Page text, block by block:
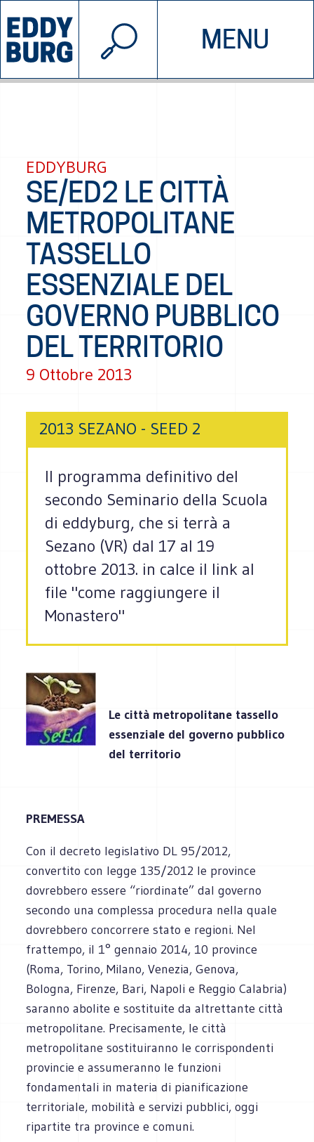
MENU
INIZIATIVE CHI SIAMO
© 2026 EDDYBURG
EDDYBURG
SE/ED2 LE CITTÀ
METROPOLITANE
TASSELLO
ESSENZIALE DEL
GOVERNO PUBBLICO
DEL TERRITORIO
9 Ottobre 2013
2013 SEZANO - SEED 2
Il programma definitivo del
secondo Seminario della Scuola
di eddyburg, che si terrà a
Sezano (VR) dal 17 al 19
ottobre 2013. in calce il link al
file "come raggiungere il
Monastero"
Le città metropolitane tassello
essenziale del governo pubblico
del territorio
PREMESSA
Con il decreto legislativo DL 95/2012,
convertito con legge 135/2012 le province
dovrebbero essere “riordinate” dal governo
secondo una complessa procedura nella quale
dovrebbero concorrere stato e regioni. Nel
frattempo, il 1° gennaio 2014, 10 province
(Roma, Torino, Milano, Venezia, Genova,
Bologna, Firenze, Bari, Napoli e Reggio Calabria)
saranno abolite e sostituite da altrettante città
metropolitane. Precisamente, le città
metropolitane sostituiranno le corrispondenti
provincie e assumeranno le funzioni
fondamentali in materia di pianificazione
territoriale, mobilità e servizi pubblici, oggi
ripartite tra province e comuni.